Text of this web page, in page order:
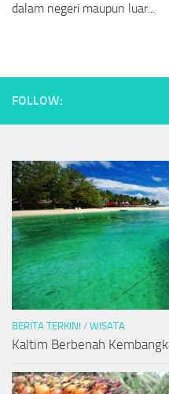
dalam negeri maupun luar...
FOLLOW:
BERITA TERKINI / WISATA
Kaltim Berbenah